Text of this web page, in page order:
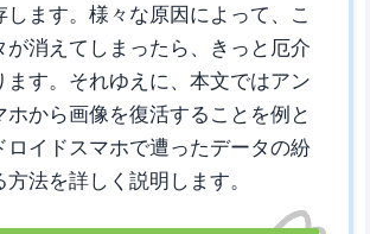
します。様々な原因によって、こ
が消えてしまったら、きっと厄介
ます。それゆえに、本文ではアン
ホから画像を復活することを例と
ロイドスマホで遭ったデータの紛
法を詳しく説明します。